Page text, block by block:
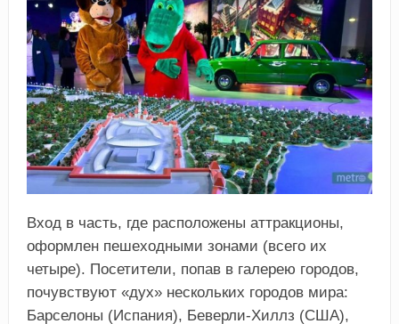
Вход в часть, где расположены аттракционы,
оформлен пешеходными зонами (всего их
четыре). Посетители, попав в галерею городов,
почувствуют «дух» нескольких городов мира:
Барселоны (Испания), Беверли-Хиллз (США),